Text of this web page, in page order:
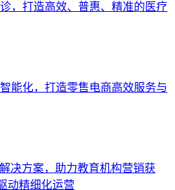
，打造高效、普惠、精准的医疗
能化，打造零售电商高效服务与
决方案，助力教育机构营销获
动精细化运营